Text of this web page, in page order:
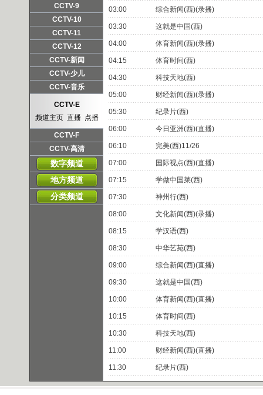
频道主页 直播
CCTV-9
频道主页 直播
CCTV-10
频道主页 直播
CCTV-11
频道主页 直播
CCTV-12
频道主页 直播 点播
CCTV-新闻
频道主页 直播 点播
CCTV-少儿
频道主页 直播 点播
CCTV-音乐
CCTV-E
频道主页 直播 点播
CCTV-F
频道主页 直播 点播
CCTV-高清
频道主页 直播 点播
数字频道
地方频道
分类频道
03:00 综合新闻(西)(录播)
03:30 这就是中国(西)
04:00 体育新闻(西)(录播)
04:15 体育时间(西)
04:30 科技天地(西)
05:00 财经新闻(西)(录播)
05:30 纪录片(西)
06:00 今日亚洲(西)(直播)
06:10 完美(西)11/26
07:00 国际视点(西)(直播)
07:15 学做中国菜(西)
07:30 神州行(西)
08:00 文化新闻(西)(录播)
08:15 学汉语(西)
08:30 中华艺苑(西)
09:00 综合新闻(西)(直播)
09:30 这就是中国(西)
10:00 体育新闻(西)(直播)
10:15 体育时间(西)
10:30 科技天地(西)
11:00 财经新闻(西)(直播)
11:30 纪录片(西)